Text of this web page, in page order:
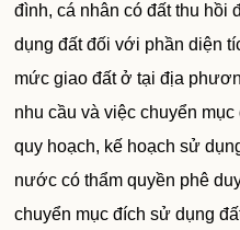
đình, cá nhân có đất thu hồi
dụng đất đối với phần diện
mức giao đất ở tại địa
nhu cầu và việc chuyển
quy hoạch, kế hoạch sử
nước có thẩm quyền phê
chuyển mục đích sử dụng